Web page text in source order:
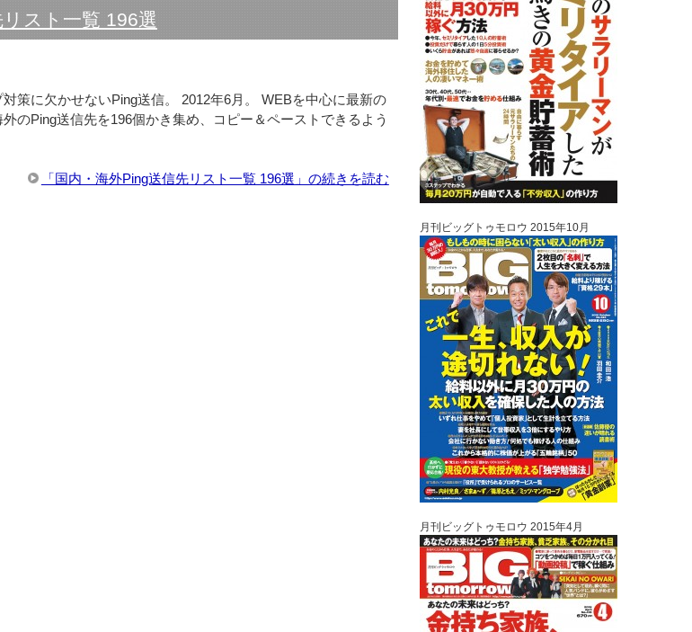
スト一覧 196選
策に欠かせないPing送信。 2012年6月。 WEBを中心に最新の
のPing送信先を196個かき集め、コピー＆ペーストできるよう
「国内・海外Ping送信先リスト一覧 196選」の続きを読む
月刊ビッグトゥモロウ 2015年10月
月刊ビッグトゥモロウ 2015年4月